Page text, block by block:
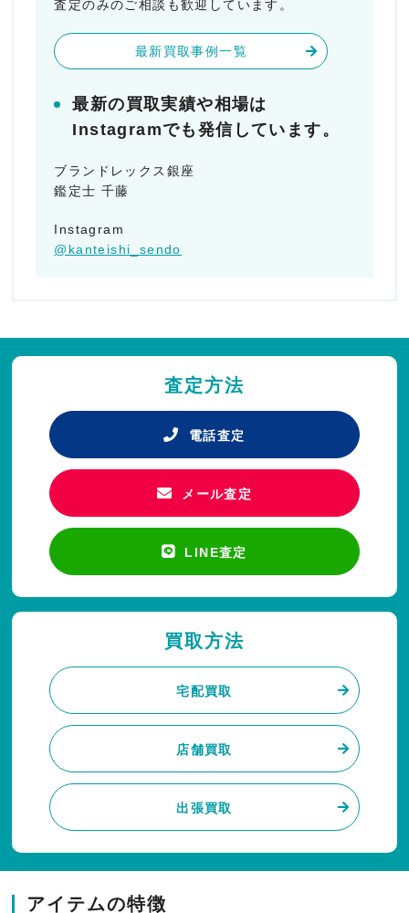
査定のみのご相談も歓迎しています。
最新買取事例一覧
最新の買取実績や相場は
Instagramでも発信しています。
ブランドレックス銀座
鑑定士 千藤
Instagram
@kanteishi_sendo
査定方法
電話査定
メール査定
LINE査定
買取方法
宅配買取
店舗買取
出張買取
アイテムの特徴